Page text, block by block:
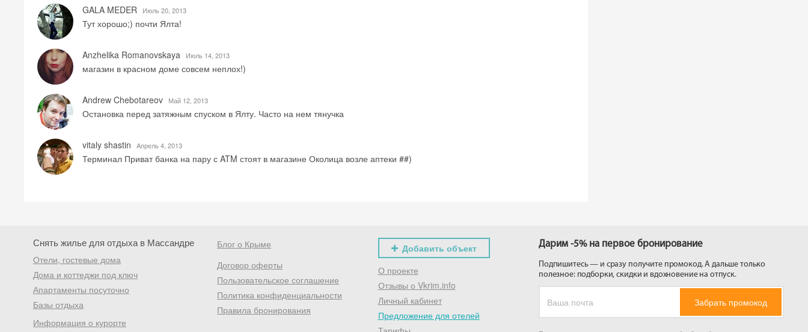
GALA MEDER Июль 20, 2013
Тут хорошо;) почти Ялта!
Anzhelika Romanovskaya Июль 14, 2013
магазин в красном доме совсем неплох!)
Andrew Chebotareov Май 12, 2013
Остановка перед затяжным спуском в Ялту. Часто на нем тянучка
vitaly shastin Aпрель 4, 2013
Терминал Приват банка на пару с ATM стоят в магазине Околица возле аптеки ##)
Снять жилье для отдыха в Массандре
Отели, гостевые дома
Дома и коттеджи под ключ
Апартаменты посуточно
Базы отдыха
Информация о курорте
Блог о Крыме
Договор оферты
Пользовательское соглашение
Политика конфиденциальности
Правила бронирования
Добавить объект
О проекте
Отзывы о Vkrim.info
Личный кабинет
Предложение для отелей
Дарим -5% на первое бронирование
Подпишитесь — и сразу получите промокод. А дальше только
полезное: подборки, скидки и вдохновение на отпуск.
Забрать промокод